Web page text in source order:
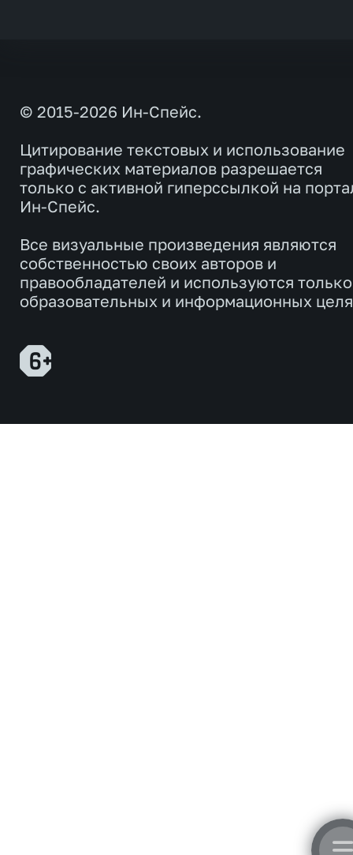
© 2015-2026 Ин-Спейс.
Цитирование текстовых и использование
графических материалов разрешается
только с активной гиперссылкой на
Ин-Спейс.
Все визуальные произведения являются
собственностью своих авторов и
правообладателей и используются
образовательных и информационных